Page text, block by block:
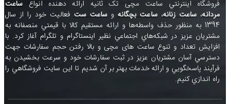
فروشگاه اينترنتي ساعت مچی تک ثانيه ارائه دهنده انواع ساعت
مردانه، ساعت زنانه،ساعت بچگانهو ساعت ستفعاليت خود را از سال
1394 به منظور حذف واسطه‌ها و ارائه مستقيم کالا با قيمتي منصفانه به
مشتريان عزيز در شبکه‌هاي اجتماعي نظير اينستاگرام و تلگرام آغاز کرد. با
افزايش تعداد و تنوع ساعت های مچی و بالا رفتن حجم سفارشات جهت
دسترسي آسان مشتريان عزيز در ثبت سفارشات خود و سرعت بخشيدن به
فرآيند پاسخگويي و ارائه خدمات بهتر بر آن شديم تا اين سايت فروشگاهي را
راه اندازي کنيم.